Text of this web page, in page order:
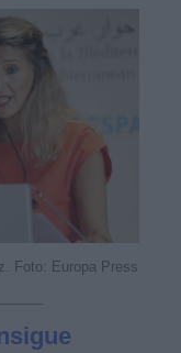
Foto: Europa Press